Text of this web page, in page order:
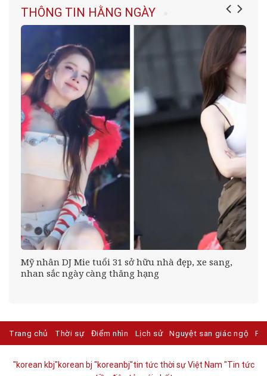
THÔNG TIN HẰNG NGÀY
Mỹ nhân DJ Mie tuổi 31 sở hữu nhà đẹp, xe sang,
nhan sắc ngày càng thăng hạng
Trang chủ Thời sự Điểm nhìn Lịch sử Nguyệt san giác ngộ
"korean kbj​"korean bj "koreanbj​"tin tức thời sự Việt Nam "Tin tức